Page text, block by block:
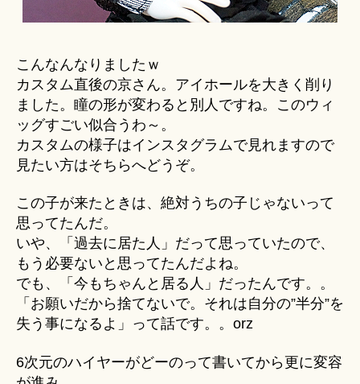
こんなんなりましたｗ
カスタム直後の京さん。アイホールを大きく削り
ました。瞳の形が変わると別人ですね。このウィ
ッグすごい似合うわ～。
カスタムの様子はインスタグラムで見れますので
見たい方はそちらへどうぞ。
この子が来たときは、絶対うちの子じゃないって
思ってたんだ。
いや、「過去に居た人」だって思っていたので、
もう必要ないと思ってたんだよね。
でも、「今もちゃんと居る人」だったんです。。
「お願いだから捨てないで。それは自分の”半分”を
失う事になるよ」って話です。。orz
6次元のハイヤーがどーのって書いてから更に変容